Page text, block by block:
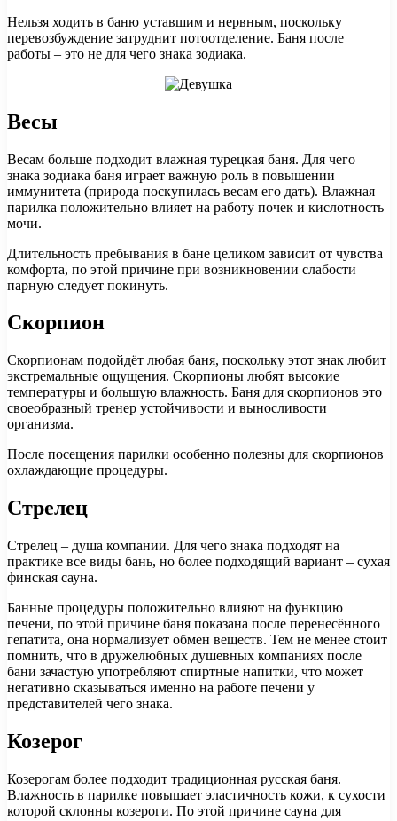
Нельзя ходить в баню уставшим и нервным, поскольку
перевозбуждение затруднит потоотделение. Баня после
работы – это не для чего знака зодиака.
Весы
Весам больше подходит влажная турецкая баня. Для чего
знака зодиака баня играет важную роль в повышении
иммунитета (природа поскупилась весам его дать). Влажная
парилка положительно влияет на работу почек и кислотность
мочи.
Длительность пребывания в бане целиком зависит от чувства
комфорта, по этой причине при возникновении слабости
парную следует покинуть.
Скорпион
Скорпионам подойдёт любая баня, поскольку этот знак любит
экстремальные ощущения. Скорпионы любят высокие
температуры и большую влажность. Баня для скорпионов это
своеобразный тренер устойчивости и выносливости
организма.
После посещения парилки особенно полезны для скорпионов
охлаждающие процедуры.
Стрелец
Стрелец – душа компании. Для чего знака подходят на
практике все виды бань, но более подходящий вариант – сухая
финская сауна.
Банные процедуры положительно влияют на функцию
печени, по этой причине баня показана после перенесённого
гепатита, она нормализует обмен веществ. Тем не менее стоит
помнить, что в дружелюбных душевных компаниях после
бани зачастую употребляют спиртные напитки, что может
негативно сказываться именно на работе печени у
представителей чего знака.
Козерог
Козерогам более подходит традиционная русская баня.
Влажность в парилке повышает эластичность кожи, к сухости
которой склонны козероги. По этой причине сауна для